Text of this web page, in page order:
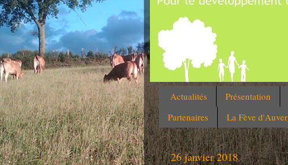
Actualités Présentation
Partenaires
La Fève
26 janvier 2018